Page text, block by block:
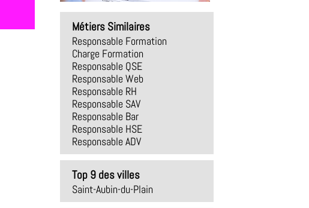
Métiers Similaires
Responsable Formation
Charge Formation
Responsable QSE
Responsable Web
Responsable RH
Responsable SAV
Responsable Bar
Responsable HSE
Responsable ADV
Top 9 des villes
Saint-Aubin-du-Plain